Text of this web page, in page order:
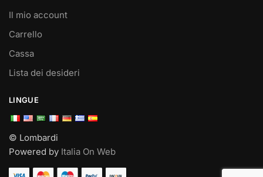
Il mio account
Carrello
Cassa
Lista dei desideri
LINGUE
© Lombardi
Powered by Italia On Web